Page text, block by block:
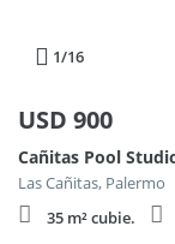
1/16
USD 900
Las Cañitas, Palermo
35 m² cubie.